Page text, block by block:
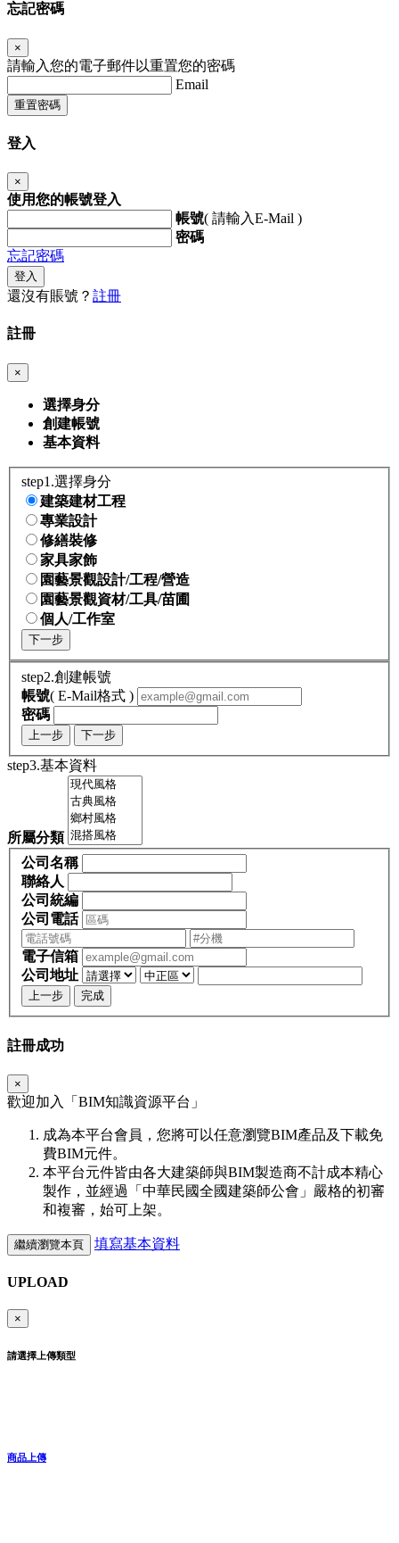
忘記密碼
×
請輸入您的電子郵件以重置您的密碼
Email
重置密碼
登入
×
使用您的帳號登入
帳號( 請輸入E-Mail )
密碼
忘記密碼
登入
還沒有賬號？ 註冊
註冊
×
選擇身分
創建帳號
基本資料
step1.選擇身分
建築建材工程
專業設計
修繕裝修
家具家飾
園藝景觀設計/工程/營造
園藝景觀資材/工具/苗圃
個人/工作室
下一步
step2.創建帳號
帳號( E-Mail格式 )
密碼
上一步 下一步
step3.基本資料
所屬分類
公司名稱
聯絡人
公司統編
公司電話
電子信箱
公司地址
上一步 完成
註冊成功
×
歡迎加入「 BIM知識資源平台」
成為本平台會員，您將可以任意瀏覽BIM產品及下載免
費BIM元件。
本平台元件皆由各大建築師與BIM製造商不計成本精心
製作，並經過「中華民國全國建築師公會」嚴格的初審
和複審，始可上架。
繼續瀏覽本頁 填寫基本資料
UPLOAD
×
請選擇上傳類型
商品上傳